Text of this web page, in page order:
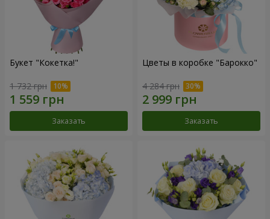
Букет "Кокетка!"
1 732 грн
Заказать
Цветы в коробке "Барокко"
4 284 грн
Заказать